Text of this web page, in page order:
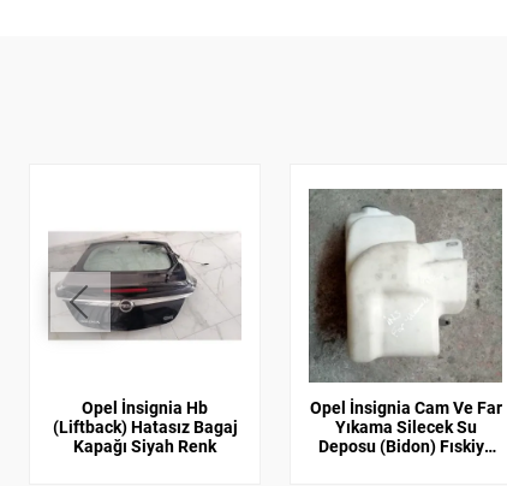
Opel İnsignia Hb
(Liftback) Hatasız Bagaj
Kapağı Siyah Renk
Opel İnsignia Cam Ve Far
Yıkama Silecek Su
Deposu (Bidon) Fıskiye